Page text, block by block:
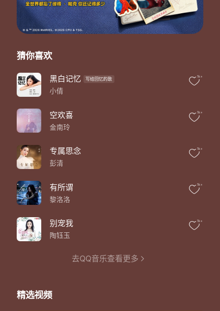
有些话我只能说给自己听
爱原本就没有输赢
只是回忆却不肯放行
终归你成了别人的人
爱原本就对错难分
忽远忽近的身影
总是让我在夜里旧梦重温
怕它太热
所以到头来满是伤痕
害怕你成为别人的人
有些话我只能说给自己听
爱原本就没有输赢
只是回忆却不肯放行
终归你成了别人的人
爱原本就对错难分
只是心还会隐隐地疼
害怕你成为别人的人
有些话我只能说给自己听
爱原本就没有输赢
只是回忆却不肯放行
有些苦我只能悄悄自己吞
未经许可,不得翻唱或使用
猜你喜欢
黑白记忆 写给回忆的歌
小倩
1k+
空欢喜
金南玲
1k+
专属思念
彭清
1k+
有所谓
黎洛洛
1k+
别宠我
陶钰玉
1k+
去QQ音乐查看更多
精选视频